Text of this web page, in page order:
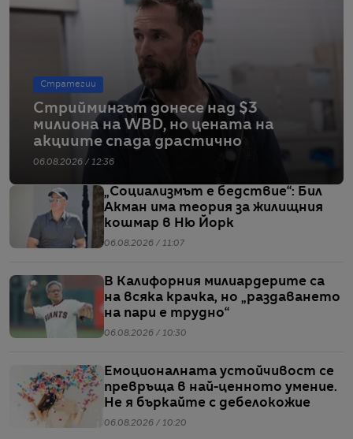
Стратегии
Стриймингът донесе над $3
милиона на WBD, но цената на
акциите спада драстично
06.08.2026 / 12:36
„Социализмът е бедствие“: Бил
Акман има теория за жилищния
кошмар в Ню Йорк
06.08.2026 / 11:07
В Калифорния милиардерите са
на всяка крачка, но „раздаването
на пари е трудно“
06.08.2026 / 10:30
Емоционалната устойчивост се
превръща в най-ценното умение.
Не я бъркайте с дебелокожие
06.08.2026 / 10:20